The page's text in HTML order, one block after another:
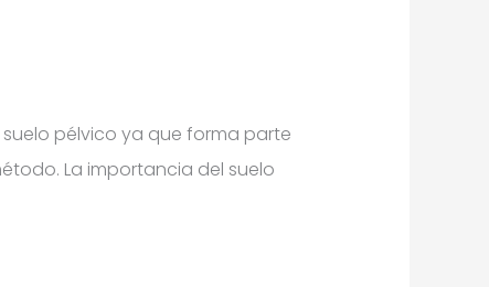
pélvico ya que forma parte
La importancia del suelo